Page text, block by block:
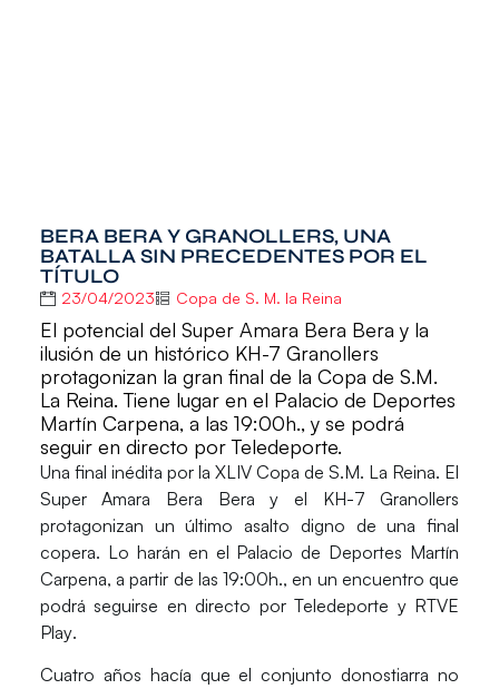
BERA BERA Y GRANOLLERS, UNA
BATALLA SIN PRECEDENTES POR EL
TÍTULO
23/04/2023 Copa de S. M. la Reina
El potencial del Super Amara Bera Bera y la
ilusión de un histórico KH-7 Granollers
protagonizan la gran final de la Copa de S.M.
La Reina. Tiene lugar en el Palacio de Deportes
Martín Carpena, a las 19:00h., y se podrá
seguir en directo por Teledeporte.
Una final inédita por la XLIV Copa de S.M. La Reina. El
Super Amara Bera Bera y el KH-7 Granollers
protagonizan un último asalto digno de una final
copera. Lo harán en el Palacio de Deportes Martín
Carpena, a partir de las 19:00h., en un encuentro que
podrá seguirse en directo porTeledeporte y RTVE
Play.
Cuatro años hacía que el conjunto donostiarra no